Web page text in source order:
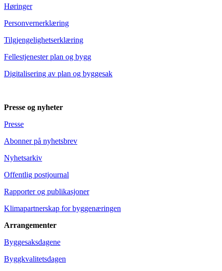
Høringer
Personvernerklæring
Tilgjengelighetserklæring
Fellestjenester plan og bygg
Digitalisering av plan og byggesak
Presse og nyheter
Presse
Abonner på nyhetsbrev
Nyhetsarkiv
Offentlig postjournal
Rapporter og publikasjoner
Klimapartnerskap for byggenæringen
Arrangementer
Byggesaksdagene
Byggkvalitetsdagen